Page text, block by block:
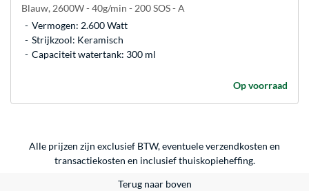
Blauw, 2600W - 40g/min - 200 SOS - A
Vermogen: 2.600 Watt
Strijkzool: Keramisch
Capaciteit watertank: 300 ml
Op voorraad
Alle prijzen zijn exclusief BTW, eventuele verzendkosten en
transactiekosten en inclusief thuiskopieheffing.
Terug naar boven